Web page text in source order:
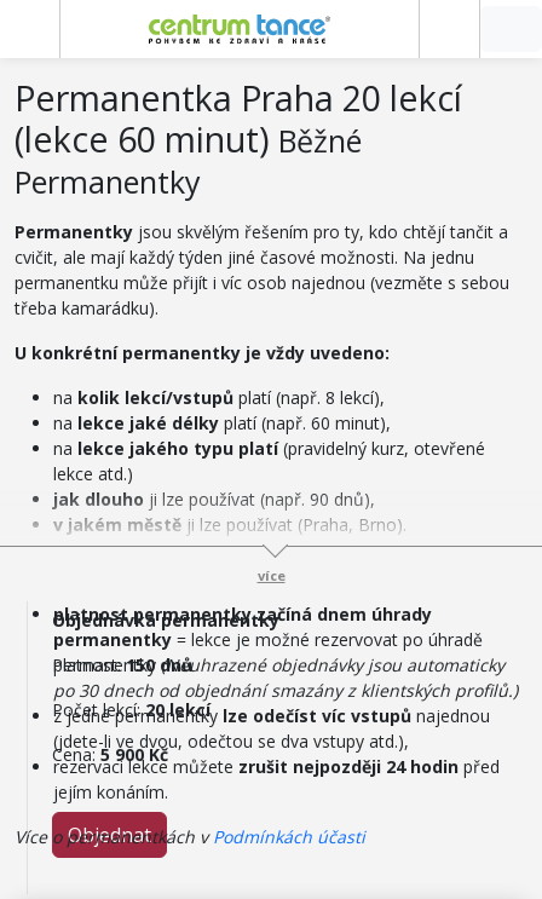
Permanentka Praha 20 lekcí
(lekce 60 minut) Běžné
Permanentky
Permanentky jsou skvělým řešením pro ty, kdo chtějí tančit a
cvičit, ale mají každý týden jiné časové možnosti. Na jednu
permanentku může přijít i víc osob najednou (vezměte s sebou
třeba kamarádku).
U konkrétní permanentky je vždy uvedeno:
na kolik lekcí/vstupů platí (např. 8 lekcí),
na lekce jaké délky platí (např. 60 minut),
na lekce jakého typu platí(pravidelný kurz, otevřené
lekce atd.)
jak dlouho ji lze používat (např. 90 dnů),
v jakém městě ji lze používat (Praha, Brno).
platnost permanentky začíná dnem úhrady
permanentky = lekce je možné rezervovat po úhradě
permanentky (Neuhrazené objednávky jsou automaticky
po 30 dnech od objednání smazány z klientských profilů.)
z jedné permanentky lze odečíst víc vstupů najednou
(jdete-li ve dvou, odečtou se dva vstupy atd.),
rezervaci lekce můžete zrušit nejpozději 24 hodin před
jejím konáním.
Více o permanentkách vPodmínkách účasti
více
Objednávka permanentky
Platnost:150 dnů
Počet lekcí:20 lekcí
Cena:5 900 Kč
Objednat